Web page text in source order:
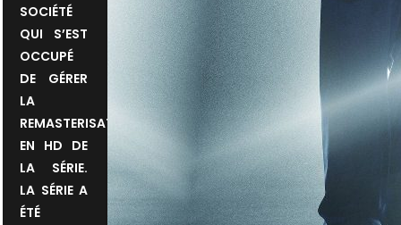
SOCIÉTÉ
QUI S’EST
OCCUPÉ
DE GÉRER
LA
REMASTERISATION
EN HD DE
LA SÉRIE.
LA SÉRIE A
ÉTÉ